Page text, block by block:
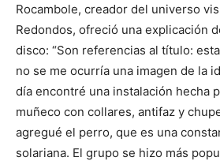
Rocambole, creador del universo
Redondos, ofreció una explicación
disco: “Son referencias al título:
no se me ocurría una imagen de la
día encontré una instalación hecha
muñeco con collares, antifaz y
agregué el perro, que es una
solariana. El grupo se hizo más